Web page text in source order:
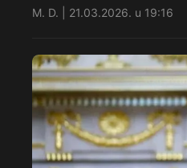
M. D. | 21.03.2026. u 19:16